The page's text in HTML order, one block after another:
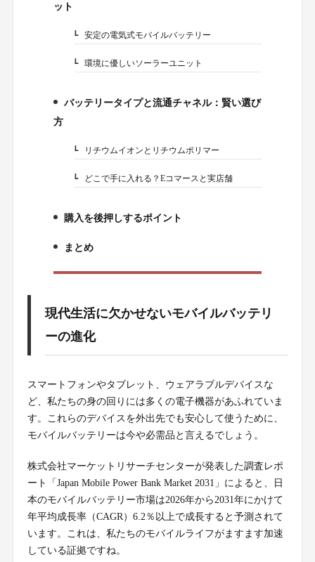
ット
3-1.安定の電気式モバイルバッテリー
3-2.環境に優しいソーラーユニット
4.
バッテリータイプと流通チャネル：賢い選び
方
4-1.リチウムイオンとリチウムポリマー
4-2.どこで手に入れる？Eコマースと実店舗
5.
購入を後押しするポイント
まとめ
現代生活に欠かせないモバイルバッテリ
ーの進化
スマートフォンやタブレット、ウェアラブルデバイスな
ど、私たちの身の回りには多くの電子機器があふれていま
す。これらのデバイスを外出先でも安心して使うために、
モバイルバッテリーは今や必需品と言えるでしょう。
株式会社マーケットリサーチセンターが発表した調査レポ
ート「Japan Mobile Power Bank Market 2031」によると、日
本のモバイルバッテリー市場は2026年から2031年にかけて
年平均成長率（CAGR）6.2％以上で成長すると予測されて
います。これは、私たちのモバイルライフがますます加速
している証拠ですね。